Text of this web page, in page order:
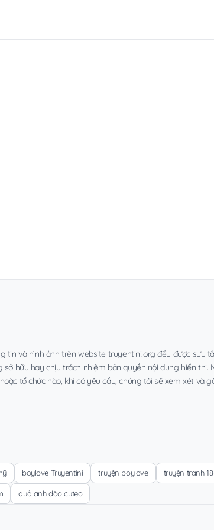
tin và hình ảnh trên website truyentini.org đều được sưu
sở hữu hay chịu trách nhiệm bản quyền nội dung hiển thị.
tổ chức nào, khi có yêu cầu, chúng tôi sẽ xem xét và
boylove Truyentini truyện boylove truyện tranh
quả anh đào cuteo